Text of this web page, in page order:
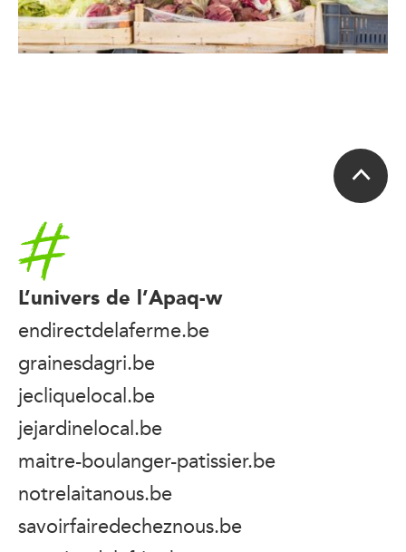
Accueil
L’univers de l’Apaq-w
endirectdelaferme.be
grainesdagri.be
jecliquelocal.be
jejardinelocal.be
maitre-boulanger-patissier.be
notrelaitanous.be
savoirfairedecheznous.be